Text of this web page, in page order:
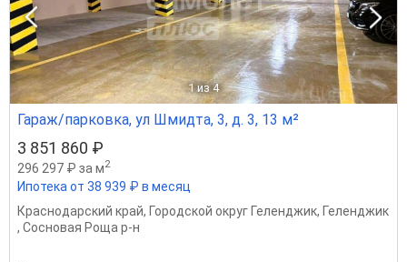
1 из 4
Гараж/парковка, ул Шмидта, 3, д. 3, 13 м²
3 851 860 ₽
296 297 ₽ за м2
Ипотека от 38 939 ₽ в месяц
Краснодарский край, Городской округ Геленджик, Геленджик
, Сосновая Роща р-н